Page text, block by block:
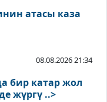
атасы каза
08.08.2026 21:34
бир катар жол
жүргү ..>